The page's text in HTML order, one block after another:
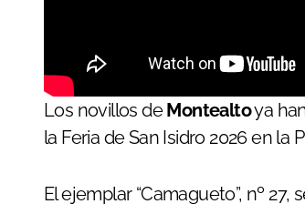
Los novillos deMontealtoya
la Feria de San Isidro 2026 en la
El ejemplar “Camagueto”, nº